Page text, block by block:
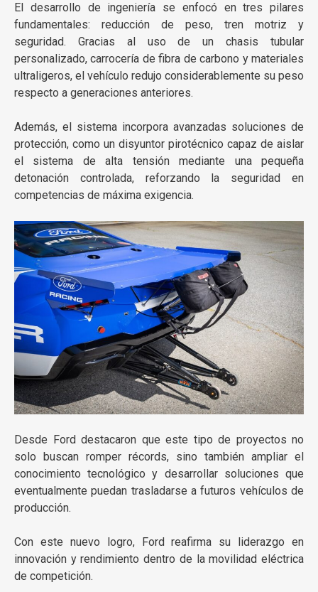
El desarrollo de ingeniería se enfocó en tres pilares
fundamentales: reducción de peso, tren motriz y
seguridad. Gracias al uso de un chasis tubular
personalizado, carrocería de fibra de carbono y materiales
ultraligeros, el vehículo redujo considerablemente su peso
respecto a generaciones anteriores.
Además, el sistema incorpora avanzadas soluciones de
protección, como un disyuntor pirotécnico capaz de aislar
el sistema de alta tensión mediante una pequeña
detonación controlada, reforzando la seguridad en
competencias de máxima exigencia.
Desde Ford destacaron que este tipo de proyectos no
solo buscan romper récords, sino también ampliar el
conocimiento tecnológico y desarrollar soluciones que
eventualmente puedan trasladarse a futuros vehículos de
producción.
Con este nuevo logro, Ford reafirma su liderazgo en
innovación y rendimiento dentro de la movilidad eléctrica
de competición.